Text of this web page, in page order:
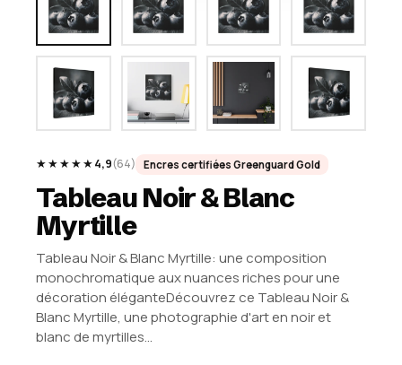
★★★★★4,9(64) Encres certifiées Greenguard Gold
Tableau Noir & Blanc
Myrtille
Tableau Noir & Blanc Myrtille: une composition
monochromatique aux nuances riches pour une
décoration éléganteDécouvrez ce Tableau Noir &
Blanc Myrtille, une photographie d'art en noir et
blanc de myrtilles...